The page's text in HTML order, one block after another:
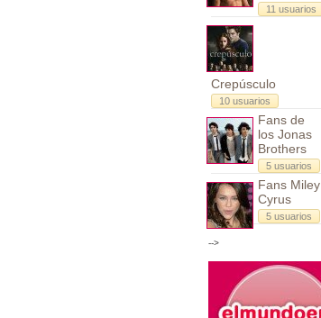
11 usuarios
Crepúsculo
10 usuarios
Fans de
los Jonas
Brothers
5 usuarios
Fans Miley
Cyrus
5 usuarios
-->